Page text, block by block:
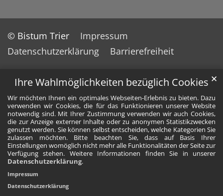
Ihre Wahlmöglichkeiten bezüglich Cookies
Wir möchten Ihnen ein optimales Webseiten-Erlebnis zu bieten. Dazu
verwenden wir Cookies, die für das Funktionieren unserer Website
notwendig sind. Mit Ihrer Zustimmung verwenden wir auch Cookies,
die zur Anzeige externer Inhalte oder zu anonymen Statistikzwecken
genutzt werden. Sie können selbst entscheiden, welche Kategorien Sie
zulassen möchten. Bitte beachten Sie, dass auf Basis Ihrer
Einstellungen womöglich nicht mehr alle Funktionalitäten der Seite zur
Verfügung stehen. Weitere Informationen finden Sie in unserer
Datenschutzerklärung.
✕
Impressum
Datenschutzerklärung
© Bistum Trier
Impressum
Datenschutzerklärung
Barrierefreiheit